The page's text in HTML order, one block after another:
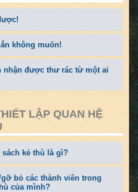
không muốn!
nhận được thư rác từ một ai
LẬP QUAN HỆ
sách kẻ thù là gì?
bỏ các thành viên trong
của mình?